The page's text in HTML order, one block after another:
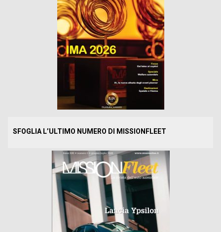
SFOGLIA L’ULTIMO NUMERO DI MISSIONFLEET